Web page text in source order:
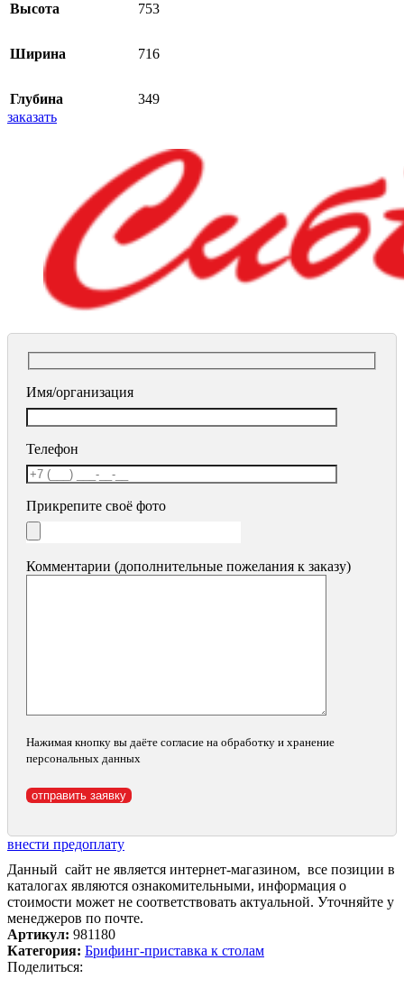
Высота 753
Ширина 716
Глубина
349
заказать
Имя/организация
Телефон
Прикрепите своё фото
Комментарии (дополнительные пожелания к заказу)
Нажимая кнопку вы даёте согласие на обработку и хранение
персональных данных
внести предоплату
Данный сайт не является интернет-магазином, все позиции в
каталогах являются ознакомительными, информация о
стоимости может не соответствовать актуальной. Уточняйте у
менеджеров по почте.
Артикул: 981180
Категория: Брифинг-приставка к столам
Поделиться: